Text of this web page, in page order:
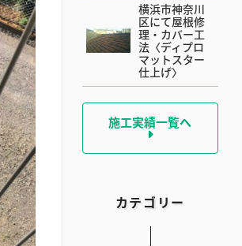
横浜市神奈川
区にて屋根修
理・カバー工
法〈ディプロ
マットスター
仕上げ〉
施工実績一覧へ
カテゴリー